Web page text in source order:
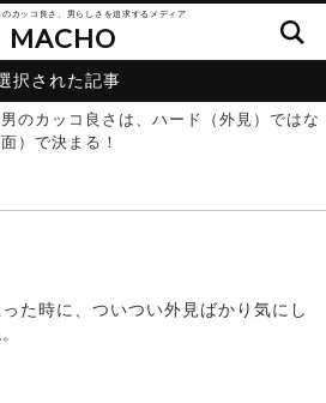
カッコ良さ、男らしさを追求するメディア
MACHO
択された記事
のカッコ良さは、ハード（外見）ではな
）で決まる！
た時に、ついつい外見ばかり気にし